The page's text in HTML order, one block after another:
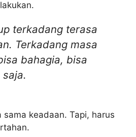
terkadang terasa
Terkadang masa
bahagia, bisa
sama keadaan. Tapi, harus